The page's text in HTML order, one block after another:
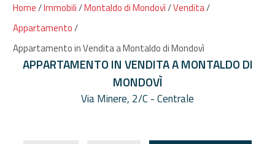
Home/Immobili/Montaldo di Mondovì/Vendita/
Appartamento/
Appartamento in Vendita a Montaldo di Mondovì
APPARTAMENTO IN VENDITA A MONTALDO DI
MONDOVÌ
Via Minere, 2/C - Centrale